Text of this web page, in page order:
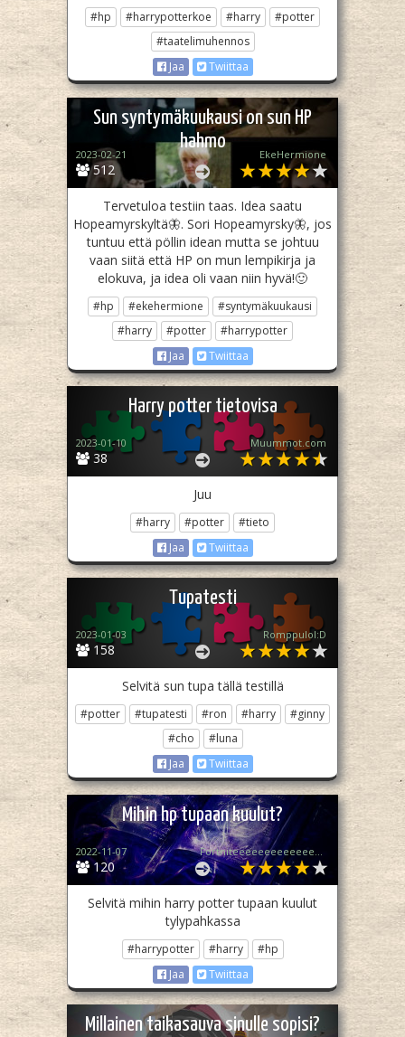
#hp #harrypotterkoe #harry
#potter
#taatelimuhennos
Jaa
Twiittaa
Sun syntymäkuukausi on sun HP
hahmo
512
2023-02-21 EkeHermione
Tervetuloa testiin taas. Idea saatu
Hopeamyrskyltä🦋. Sori Hopeamyrsky🦋, jos
tuntuu että pöllin idean mutta se johtuu
vaan siitä että HP on mun lempikirja ja
elokuva, ja idea oli vaan niin hyvä!🙂
#hp #ekehermione
#syntymäkuukausi
#harry
#potter
#harrypotter
Jaa
Twiittaa
Harry potter tietovisa
38
2023-01-10 Muummot.com
Juu
#harry #potter
#tieto
Jaa
Twiittaa
Tupatesti
158
2023-01-03 Romppulol:D
Selvitä sun tupa tällä testillä
#potter #tupatesti #ron #harry
#ginny
#cho
#luna
Jaa
Twiittaa
Mihin hp tupaan kuulut?
120
2022-11-07 Fortniteeeeeeeeeeeeeeeeeeeee (Tulin takas!!!)
Selvitä mihin harry potter tupaan kuulut
tylypahkassa
#harrypotter #harry
#hp
Jaa
Twiittaa
Millainen taikasauva sinulle sopisi?